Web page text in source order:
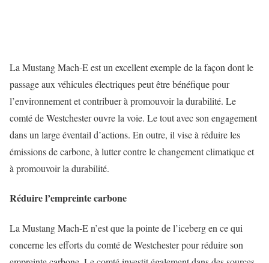
La Mustang Mach-E est un excellent exemple de la façon dont le
passage aux véhicules électriques peut être bénéfique pour
l’environnement et contribuer à promouvoir la durabilité. Le
comté de Westchester ouvre la voie. Le tout avec son engagement
dans un large éventail d’actions. En outre, il vise à réduire les
émissions de carbone, à lutter contre le changement climatique et
à promouvoir la durabilité.
Réduire l’empreinte carbone
La Mustang Mach-E n’est que la pointe de l’iceberg en ce qui
concerne les efforts du comté de Westchester pour réduire son